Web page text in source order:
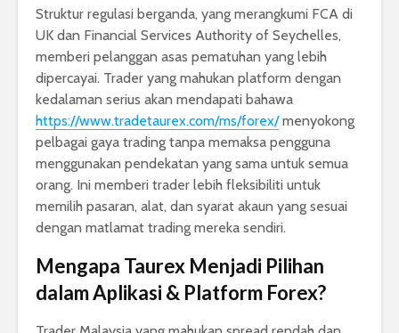
Struktur regulasi berganda, yang merangkumi FCA di
UK dan Financial Services Authority of Seychelles,
memberi pelanggan asas pematuhan yang lebih
dipercayai. Trader yang mahukan platform dengan
kedalaman serius akan mendapati bahawa
https://www.tradetaurex.com/ms/forex/menyokong
pelbagai gaya trading tanpa memaksa pengguna
menggunakan pendekatan yang sama untuk semua
orang. Ini memberi trader lebih fleksibiliti untuk
memilih pasaran, alat, dan syarat akaun yang sesuai
dengan matlamat trading mereka sendiri.
Mengapa Taurex Menjadi Pilihan
dalam Aplikasi & Platform Forex?